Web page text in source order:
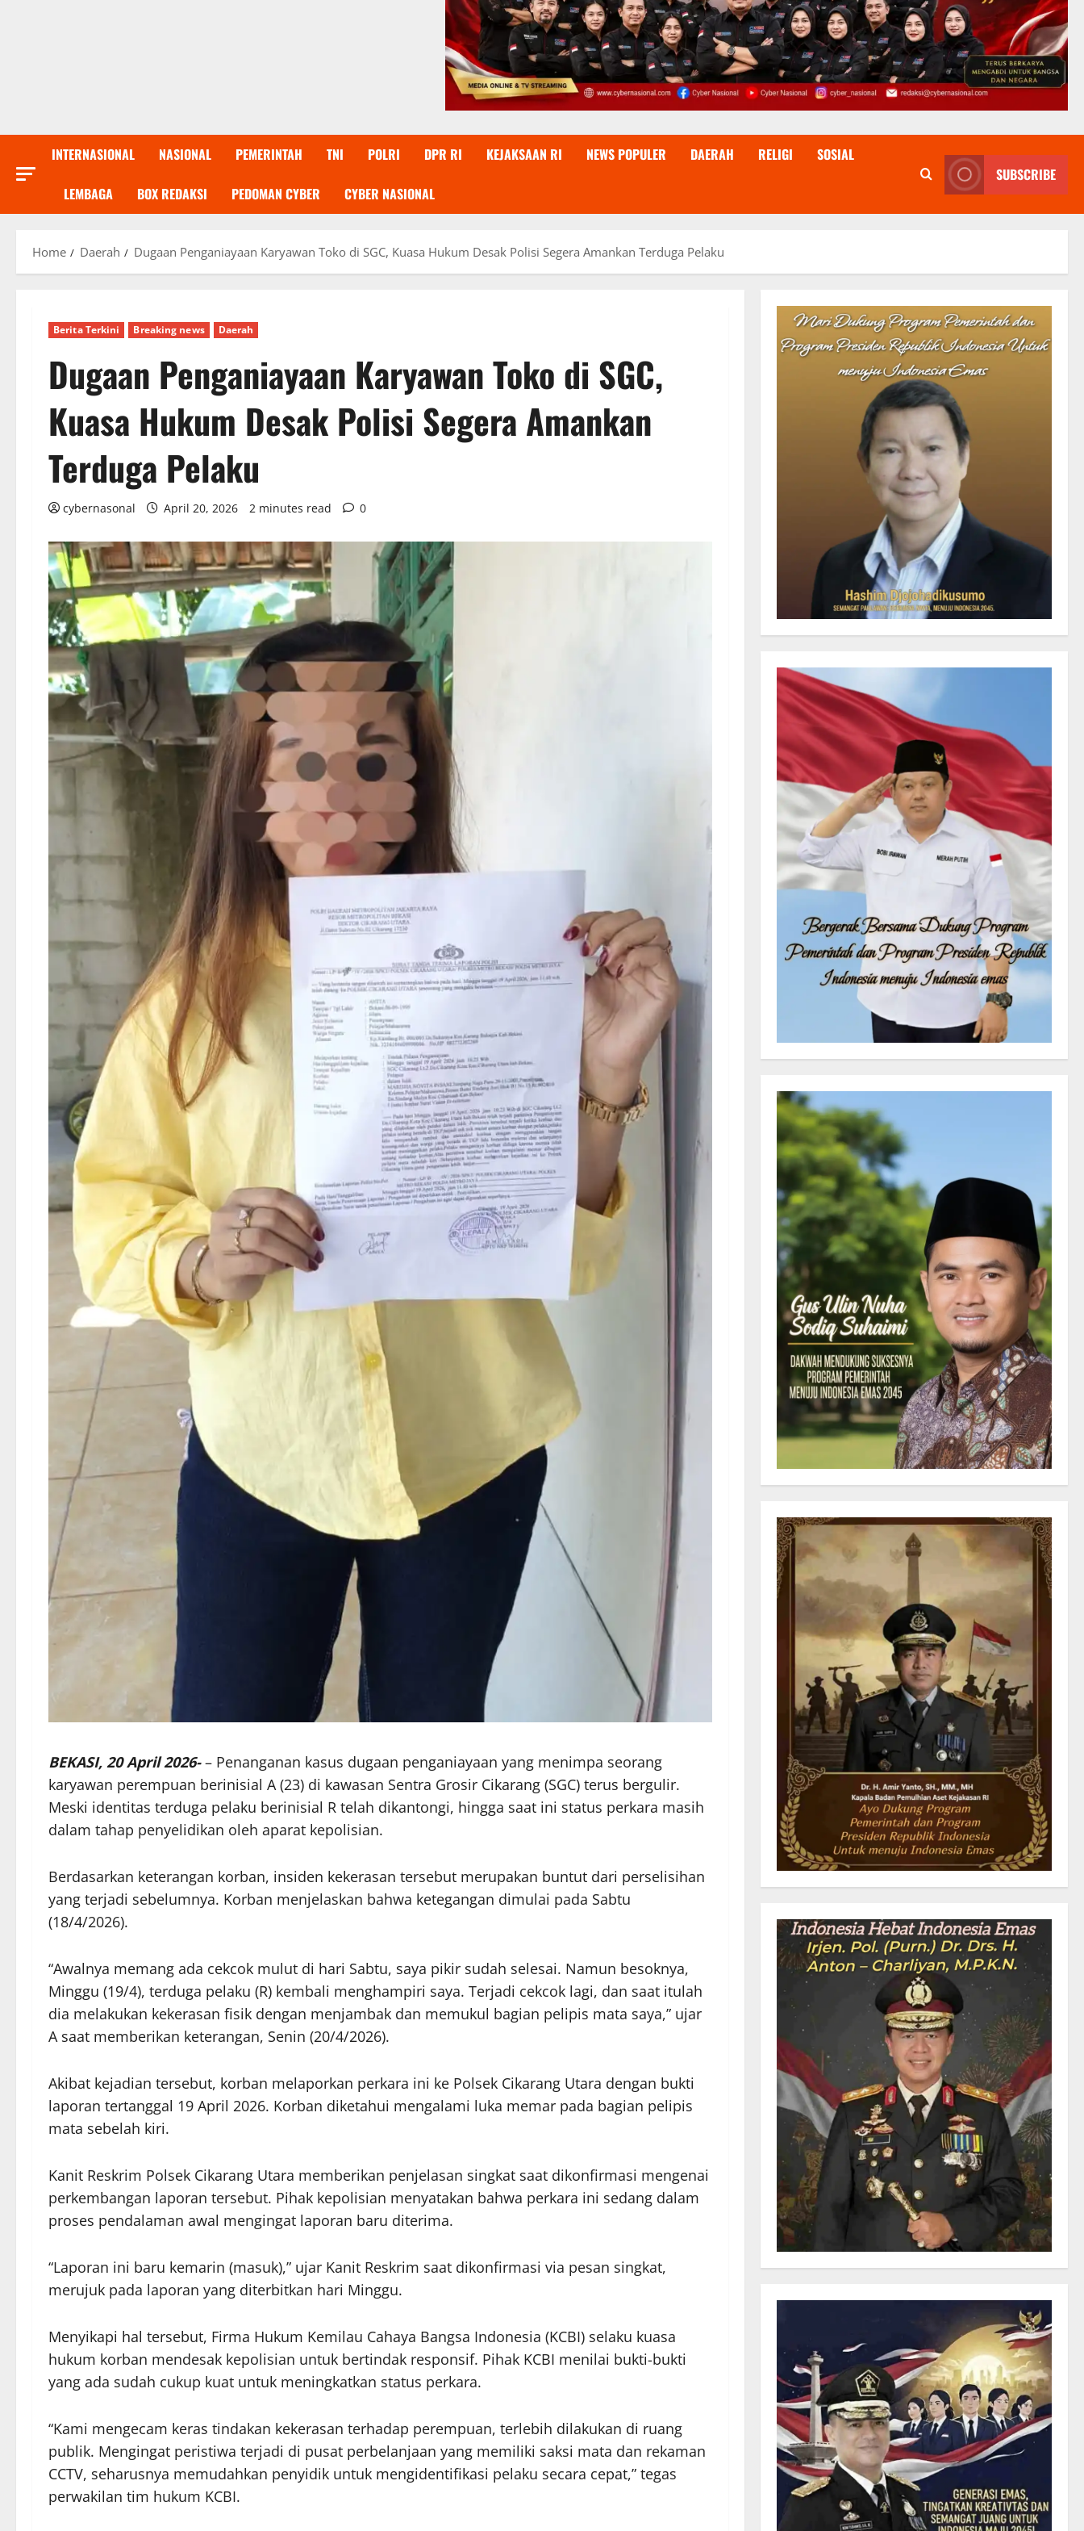
INTERNASIONAL NASIONAL PEMERINTAH TNI POLRI DPR RI KEJAKSAAN RI NEWS POPULER DAERAH RELIGI SOSIAL
LEMBAGA BOX REDAKSI PEDOMAN CYBER CYBER NASIONAL
SUBSCRIBE
Home Daerah Dugaan Penganiayaan Karyawan Toko di SGC, Kuasa Hukum Desak Polisi Segera Amankan Terduga Pelaku
Berita Terkini Breaking news Daerah
Dugaan Penganiayaan Karyawan Toko di SGC,
Kuasa Hukum Desak Polisi Segera Amankan
Terduga Pelaku
cybernasonal April 20, 2026 2 minutes read 0
BEKASI, 20 April 2026- – Penanganan kasus dugaan penganiayaan yang menimpa seorang
karyawan perempuan berinisial A (23) di kawasan Sentra Grosir Cikarang (SGC) terus bergulir.
Meski identitas terduga pelaku berinisial R telah dikantongi, hingga saat ini status perkara masih
dalam tahap penyelidikan oleh aparat kepolisian.
Berdasarkan keterangan korban, insiden kekerasan tersebut merupakan buntut dari perselisihan
yang terjadi sebelumnya. Korban menjelaskan bahwa ketegangan dimulai pada Sabtu
(18/4/2026).
“Awalnya memang ada cekcok mulut di hari Sabtu, saya pikir sudah selesai. Namun besoknya,
Minggu (19/4), terduga pelaku (R) kembali menghampiri saya. Terjadi cekcok lagi, dan saat itulah
dia melakukan kekerasan fisik dengan menjambak dan memukul bagian pelipis mata saya,” ujar
A saat memberikan keterangan, Senin (20/4/2026).
Akibat kejadian tersebut, korban melaporkan perkara ini ke Polsek Cikarang Utara dengan bukti
laporan tertanggal 19 April 2026. Korban diketahui mengalami luka memar pada bagian pelipis
mata sebelah kiri.
Kanit Reskrim Polsek Cikarang Utara memberikan penjelasan singkat saat dikonfirmasi mengenai
perkembangan laporan tersebut. Pihak kepolisian menyatakan bahwa perkara ini sedang dalam
proses pendalaman awal mengingat laporan baru diterima.
“Laporan ini baru kemarin (masuk),” ujar Kanit Reskrim saat dikonfirmasi via pesan singkat,
merujuk pada laporan yang diterbitkan hari Minggu.
Menyikapi hal tersebut, Firma Hukum Kemilau Cahaya Bangsa Indonesia (KCBI) selaku kuasa
hukum korban mendesak kepolisian untuk bertindak responsif. Pihak KCBI menilai bukti-bukti
yang ada sudah cukup kuat untuk meningkatkan status perkara.
“Kami mengecam keras tindakan kekerasan terhadap perempuan, terlebih dilakukan di ruang
publik. Mengingat peristiwa terjadi di pusat perbelanjaan yang memiliki saksi mata dan rekaman
CCTV, seharusnya memudahkan penyidik untuk mengidentifikasi pelaku secara cepat,” tegas
perwakilan tim hukum KCBI.